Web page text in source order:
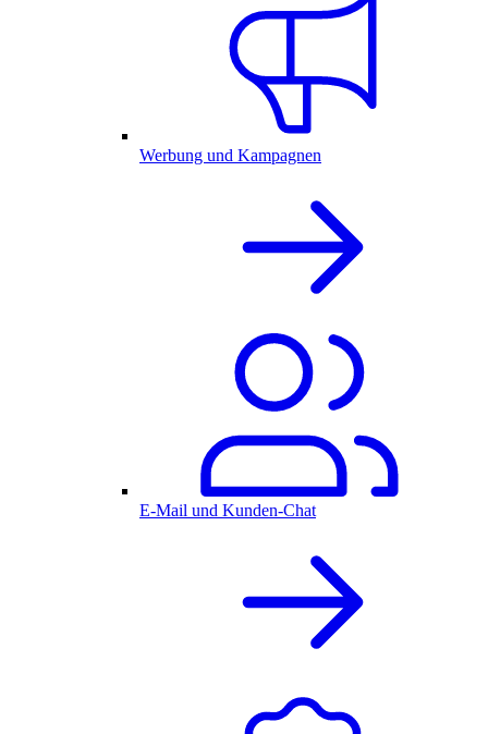
Werbung und Kampagnen
E-Mail und Kunden-Chat